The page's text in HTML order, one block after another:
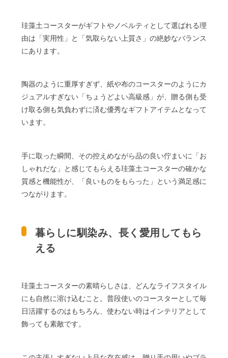
珪藻土コースターがギフトやノベルティとして選ばれる理
由は「実用性」と「気取らない上質さ」の絶妙なバランス
にあります。
陶器のように重厚すぎず、紙や布のコースターのようにカ
ジュアルすぎない「ちょうどよい高級感」が、贈る側も受
け取る側も気負わずに済む優秀なギフトアイテムとなって
います。
手に取った瞬間、その控えめながら品の良い佇まいに「お
しゃれだな」と感じてもらえる珪藻土コースターの確かな
質感と機能性が、「良いものをもらった」という満足感に
つながります。
暮らしに馴染み、長く愛用してもら
える
珪藻土コースターの素晴らしさは、どんなライフスタイル
にも自然に溶け込むこと。普段使いのコースターとして毎
日活躍するのはもちろん、使わない時はインテリアとして
飾っても素敵です。